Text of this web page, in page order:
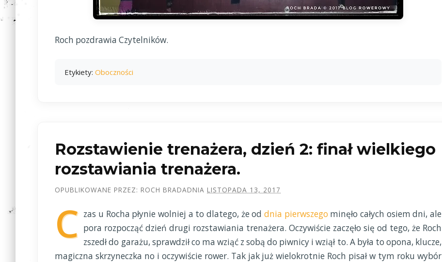
Roch pozdrawia Czytelników.
Etykiety: Oboczności
Rozstawienie trenażera, dzień 2: finał wielkiego
rozstawiania trenażera.
OPUBLIKOWANE PRZEZ: ROCH BRADADNIA LISTOPADA 13, 2017
C zas u Rocha płynie wolniej a to dlatego, że od dnia pierwszego minęło całych osiem dni, ale
pora rozpocząć dzień drugi rozstawiania trenażera. Oczywiście zaczęło się od tego, że Roch
zszedł do garażu, sprawdził co ma wziąć z sobą do piwnicy i wziął to. A była to opona, klucze,
magiczna skrzyneczka no i oczywiście rower. Tak jak już wielokrotnie Roch pisał w tym roku wybór